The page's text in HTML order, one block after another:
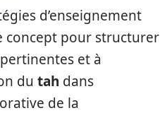
d’enseignement
concept pour structurer
et à
du tah dans
de la